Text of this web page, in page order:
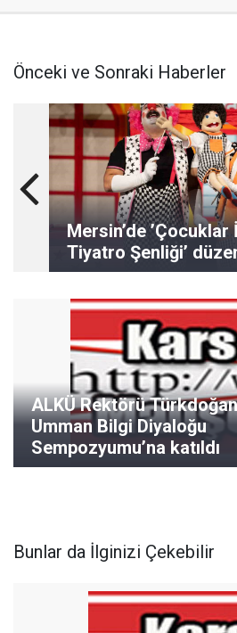
Önceki ve Sonraki Haberler
Mersin’de ’Çocuklar
Tiyatro Şenliği’
ALKÜ Rektörü
Umman Bilgi Diyaloğu
Sempozyumu’na katıldı
Bunlar da İlginizi Çekebilir